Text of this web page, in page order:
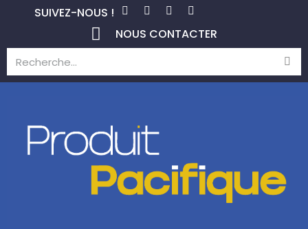
SUIVEZ-NOUS !
NOUS CONTACTER